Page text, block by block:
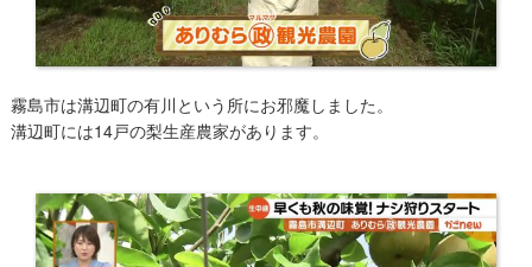
霧島市は溝辺町の有川という所にお邪魔しました。
溝辺町には14戸の​梨生産農家があります。